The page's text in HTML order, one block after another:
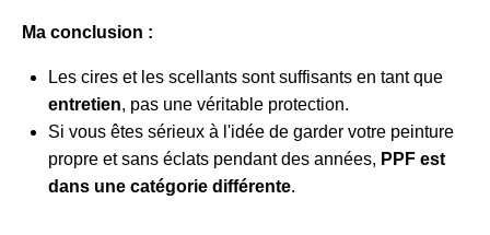
Ma conclusion :
Les cires et les scellants sont suffisants en tant que
entretien, pas une véritable protection.
Si vous êtes sérieux à l'idée de garder votre peinture
propre et sans éclats pendant des années, PPF est
dans une catégorie différente.